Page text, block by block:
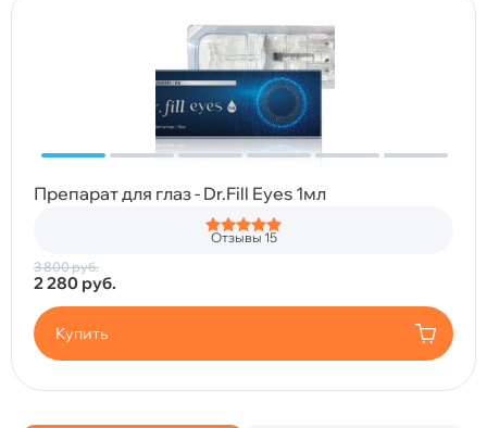
Препарат для глаз - Dr.Fill Eyes 1мл
Отзывы 15
3 800руб.
2 280 руб.
Купить